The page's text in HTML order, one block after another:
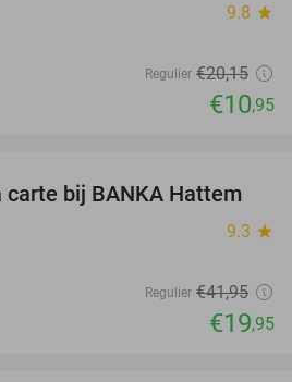
9.8 star
Regulier €20,15
€10,95
52%
carte bij BANKA Hattem
9.3 star
Regulier €41,95
€19,95